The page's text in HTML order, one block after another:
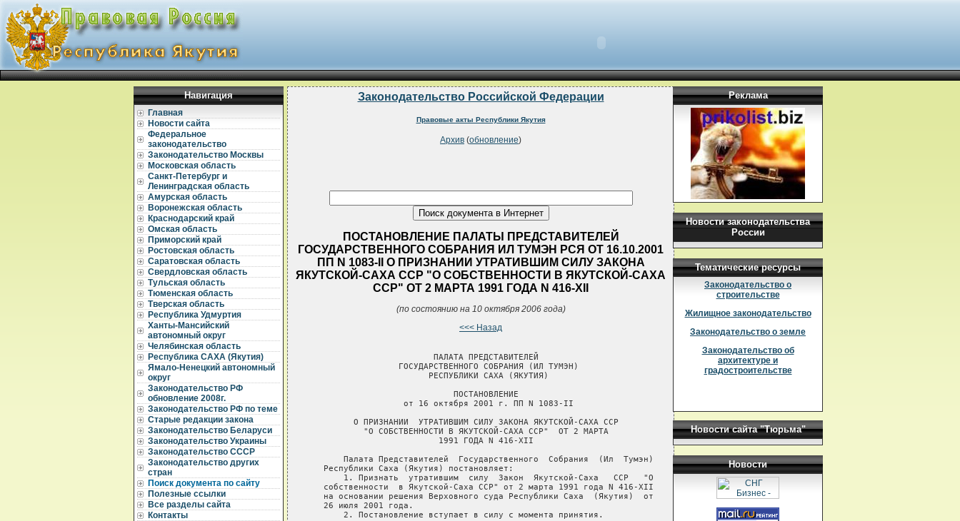
Навигация
Главная
Новости сайта
Федеральное
законодательство
Законодательство Москвы
Московская область
Санкт-Петербург и
Ленинградская область
Амурская область
Воронежская область
Краснодарский край
Омская область
Приморский край
Ростовская область
Саратовская область
Свердловская область
Тульская область
Тюменская область
Тверская область
Республика Удмуртия
Ханты-Мансийский
автономный округ
Челябинская область
Республика САХА (Якутия)
Ямало-Ненецкий автономный
округ
Законодательство РФ
обновление 2008г.
Законодательство РФ по теме
Старые редакции закона
Законодательство Беларуси
Законодательство Украины
Законодательство СССР
Законодательство других
стран
Поиск документа по сайту
Полезные ссылки
Все разделы сайта
Контакты
Законодательство Российской Федерации
Правовые акты Республики Якутия
Архив (обновление)
ПОСТАНОВЛЕНИЕ ПАЛАТЫ ПРЕДСТАВИТЕЛЕЙ
ГОСУДАРСТВЕННОГО СОБРАНИЯ ИЛ ТУМЭН РСЯ ОТ 16.10.2001
ПП N 1083-II О ПРИЗНАНИИ УТРАТИВШИМ СИЛУ ЗАКОНА
ЯКУТСКОЙ-САХА ССР "О СОБСТВЕННОСТИ В ЯКУТСКОЙ-САХА
ССР" ОТ 2 МАРТА 1991 ГОДА N 416-XII
(по состоянию на 10 октября 2006 года)
<<< Назад
                         ПАЛАТА ПРЕДСТАВИТЕЛЕЙ
                  ГОСУДАРСТВЕННОГО СОБРАНИЯ (ИЛ ТУМЭН)
                        РЕСПУБЛИКИ САХА (ЯКУТИЯ)
                             ПОСТАНОВЛЕНИЕ
                   от 16 октября 2001 г. ПП N 1083-II
         О ПРИЗНАНИИ  УТРАТИВШИМ СИЛУ ЗАКОНА ЯКУТСКОЙ-САХА ССР
           "О СОБСТВЕННОСТИ В ЯКУТСКОЙ-САХА ССР"  ОТ 2 МАРТА
                          1991 ГОДА N 416-XII
       Палата Представителей  Государственного  Собрания  (Ил  Тумэн)
   Республики Саха (Якутия) постановляет:
       1. Признать  утратившим  силу  Закон  Якутской-Саха   ССР   "О
   собственности  в Якутской-Саха ССР" от 2 марта 1991 года N 416-XII
   на основании решения Верховного суда Республики Саха  (Якутия)  от
   26 июля 2001 года.
       2. Постановление вступает в силу с момента принятия.
Реклама
Новости законодательства
России
Тематические ресурсы
Законодательство о
строительстве
Жилищное законодательство
Законодательство о земле
Законодательство об
архитектуре и
градостроительстве
Новости сайта "Тюрьма"
Новости